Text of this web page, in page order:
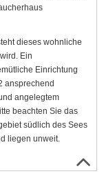
dieses wohnliche
Ein
Einrichtung
ansprechend
angelegtem
beachten Sie das
südlich des Sees
liegen unweit.